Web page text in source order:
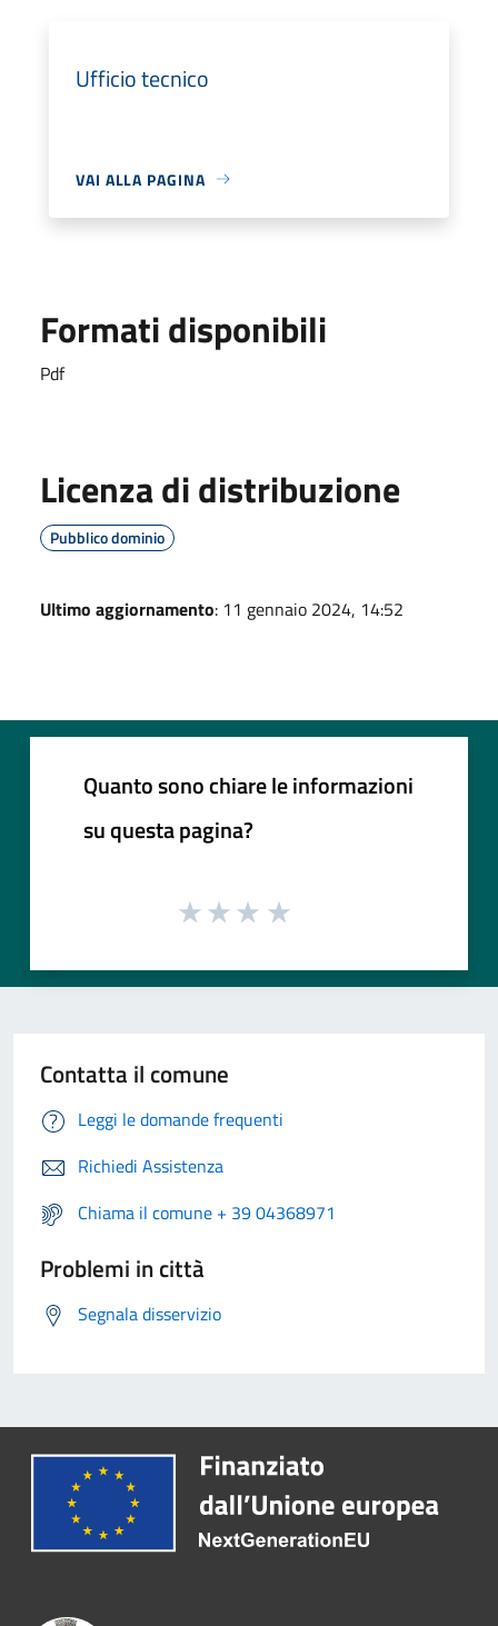
Ufficio tecnico
VAI ALLA PAGINA
Formati disponibili
Pdf
Licenza di distribuzione
Pubblico dominio
Ultimo aggiornamento: 11 gennaio 2024, 14:52
Quanto sono chiare le informazioni
su questa pagina?
Contatta il comune
Leggi le domande frequenti
Richiedi Assistenza
Chiama il comune + 39 04368971
Problemi in città
Segnala disservizio